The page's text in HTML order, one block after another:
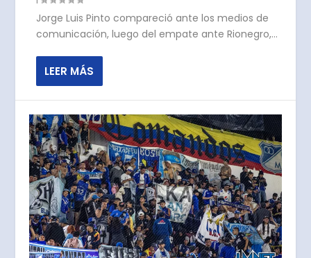
Jorge Luis Pinto compareció ante los medios de
comunicación, luego del empate ante Rionegro,...
LEER MÁS